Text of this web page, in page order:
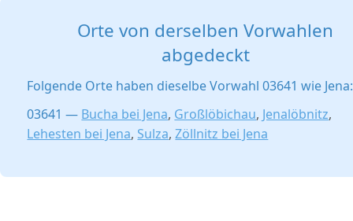
Orte von derselben Vorwahlen
abgedeckt
Folgende Orte haben dieselbe Vorwahl 03641 wie Jena:
03641 — Bucha bei Jena, Großlöbichau, Jenalöbnitz,
Lehesten bei Jena, Sulza,Zöllnitz bei Jena